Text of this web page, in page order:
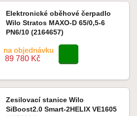
Elektronické oběhové čerpadlo
Wilo Stratos MAXO-D 65/0,5-6
PN6/10 (2164657)
na objednávku
89 780 Kč
Zesilovací stanice Wilo
SiBoost2.0 Smart-2HELIX VE1605